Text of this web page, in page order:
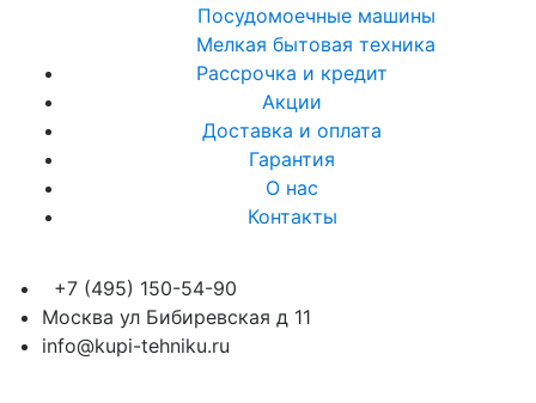
Посудомоечные машины
Мелкая бытовая техника
Рассрочка и кредит
Акции
Доставка и оплата
Гарантия
О нас
Контакты
+7 (495) 150-54-90
Москва ул Бибиревская д 11
info@kupi-tehniku.ru